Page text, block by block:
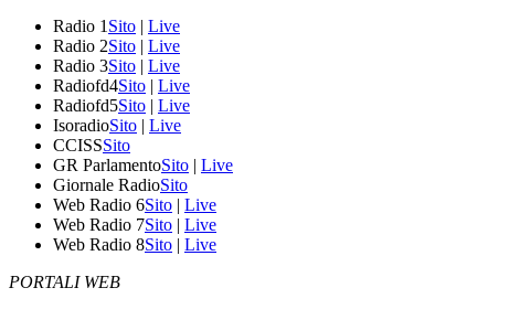
Radio 1 Sito | Live
Radio 2Sito | Live
Radio 3Sito | Live
Radiofd4Sito | Live
Radiofd5Sito | Live
IsoradioSito | Live
CCISSSito
GR ParlamentoSito | Live
Giornale RadioSito
Web Radio 6Sito | Live
Web Radio 7Sito | Live
Web Radio 8Sito | Live
PORTALI WEB